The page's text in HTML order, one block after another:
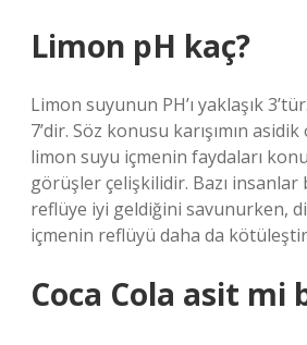
Limon pH kaç?
Limon suyunun PH’ı yaklaşık
7’dir. Söz konusu karışımın asidik
limon suyu içmenin faydaları
görüşler çelişkilidir. Bazı insanlar
reflüye iyi geldiğini savunurken,
içmenin reflüyü daha da
Coca Cola asit mi